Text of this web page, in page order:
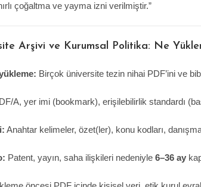
çoğaltma ve yayma izni verilmiştir.”
Arşivi ve Kurumsal Politika: Ne
Birçok üniversite tezin nihai PDF’ini ve
A, yer imi (bookmark), erişilebilirlik standardı
Anahtar kelimeler, özet(ler), konu kodları,
Patent, yayın, saha ilişkileri nedeniyle 6–36 ay